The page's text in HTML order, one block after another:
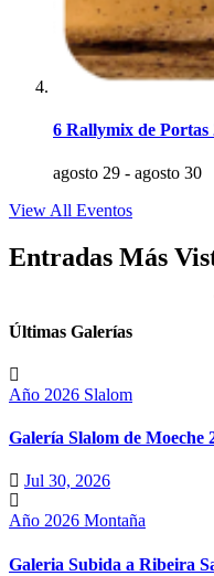
6 Rallymix de Portas
agosto 29 - agosto 30
View All Eventos
Entradas Más
Últimas Galerías
Año 2026 Slalom
Galería Slalom de Moeche
Jul 30, 2026
Año 2026 Montaña
Galeria Subida a Ribeira